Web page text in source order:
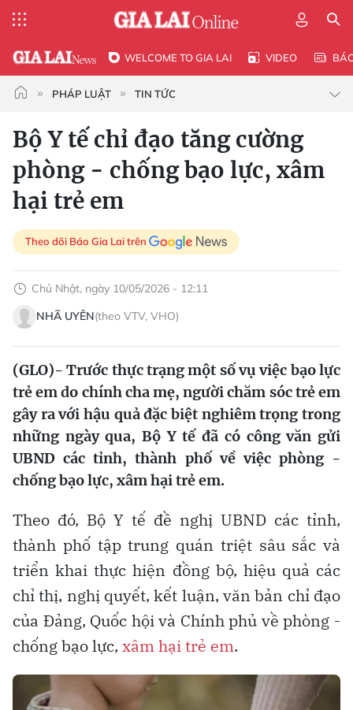
WELCOME TO GIA LAI VIDEO
PHÁP LUẬT TIN TỨC
Bộ Y tế chỉ đạo tăng cường
phòng - chống bạo lực, xâm
hại trẻ em
Theo dõi Báo Gia Lai trên
Chủ Nhật, ngày 10/05/2026 - 12:11
NHÃ UYÊN(theo VTV, VHO)
(GLO)- Trước thực trạng một số vụ việc bạo lực
trẻ em do chính cha mẹ, người chăm sóc trẻ em
gây ra với hậu quả đặc biệt nghiêm trọng trong
những ngày qua, Bộ Y tế đã có công văn gửi
UBND các tỉnh, thành phố về việc phòng -
chống bạo lực, xâm hại trẻ em.
Theo đó, Bộ Y tế đề nghị UBND các tỉnh,
thành phố tập trung quán triệt sâu sắc và
triển khai thực hiện đồng bộ, hiệu quả các
chỉ thị, nghị quyết, kết luận, văn bản chỉ đạo
của Đảng, Quốc hội và Chính phủ về phòng -
chống bạo lực, xâm hại trẻ em.